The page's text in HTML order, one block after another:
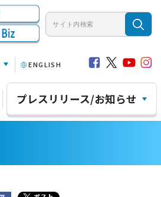
ENGLISH
プレスリリース/お知らせ